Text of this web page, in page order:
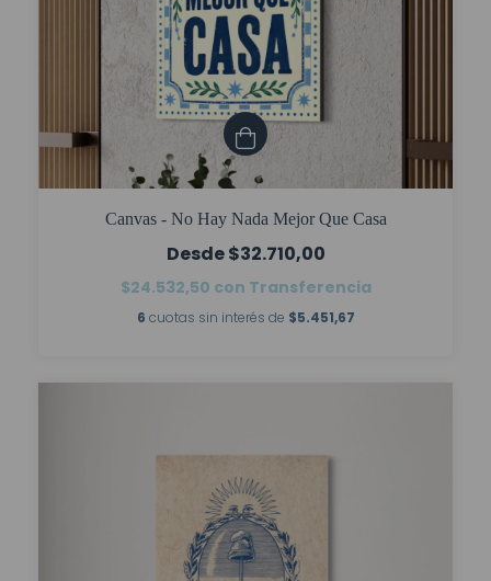
Canvas - No Hay Nada Mejor Que Casa
$32.710,00
$24.532,50 con Transferencia
6 cuotas sin interés de $5.451,67